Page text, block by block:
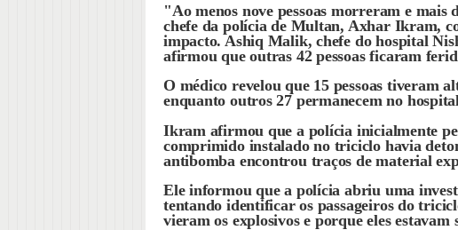
"Ao menos nove pessoas morreram e
chefe da polícia de Multan, Axhar Ikram,
impacto. Ashiq Malik, chefe do hospital
afirmou que outras 42 pessoas ficaram
O médico revelou que 15 pessoas tiveram
enquanto outros 27 permanecem no
Ikram afirmou que a polícia inicialmente
comprimido instalado no triciclo havia
antibomba encontrou traços de material
Ele informou que a polícia abriu uma
tentando identificar os passageiros do
vieram os explosivos e porque eles estavam